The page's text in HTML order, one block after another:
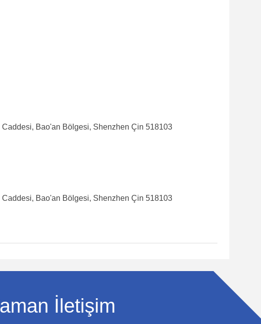
Caddesi, Bao'an Bölgesi, Shenzhen Çin 518103
Caddesi, Bao'an Bölgesi, Shenzhen Çin 518103
İletişim